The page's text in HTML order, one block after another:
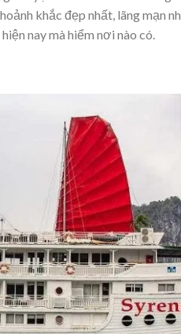
khắc đẹp nhất, lãng mạn
nay mà hiểm nơi nào có.